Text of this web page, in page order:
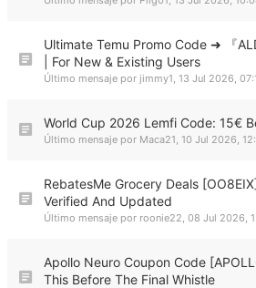
Ultimate Temu Promo Code ➜ 『
| For New & Existing Users
Último mensaje por jimmy1, 13 Jul 2026,
World Cup 2026 Lemfi Code: 15€
Último mensaje por Maca21, 10 Jul 2026,
RebatesMe Grocery Deals
Verified And Updated
Último mensaje por roonie22, 08 Jul 2026,
Apollo Neuro Coupon Code
This Before The Final Whistle